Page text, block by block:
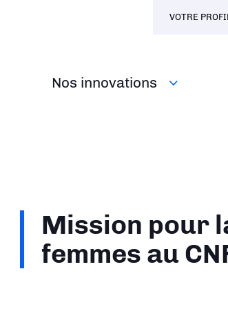
Nos innovations
VOTRE
Mission pour
femmes au